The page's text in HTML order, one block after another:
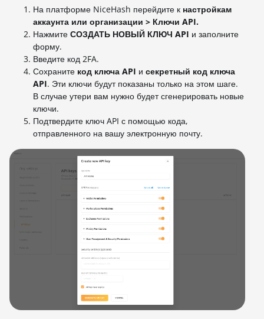
На платформе NiceHash перейдите к настройкам
аккаунта или организации > Ключи API.
Нажмите СОЗДАТЬ НОВЫЙ КЛЮЧ API и заполните
форму.
Введите код 2FA.
Сохраните код ключа API и секретный код ключа
API. Эти ключи будут показаны только на этом шаге.
В случае утери вам нужно будет сгенерировать новые
ключи.
Подтвердите ключ API с помощью кода,
отправленного на вашу электронную почту.